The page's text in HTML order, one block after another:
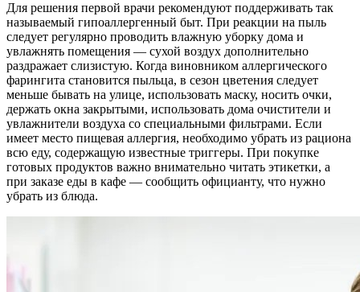
Для решения первой врачи рекомендуют поддерживать так
называемый гипоаллергенный быт. При реакции на пыль
следует регулярно проводить влажную уборку дома и
увлажнять помещения — сухой воздух дополнительно
раздражает слизистую. Когда виновником аллергического
фарингита становится пыльца, в сезон цветения следует
меньше бывать на улице, использовать маску, носить очки,
держать окна закрытыми, использовать дома очистители и
увлажнители воздуха со специальными фильтрами. Если
имеет место пищевая аллергия, необходимо убрать из рациона
всю еду, содержащую известные триггеры. При покупке
готовых продуктов важно внимательно читать этикетки, а
при заказе еды в кафе — сообщить официанту, что нужно
убрать из блюда.